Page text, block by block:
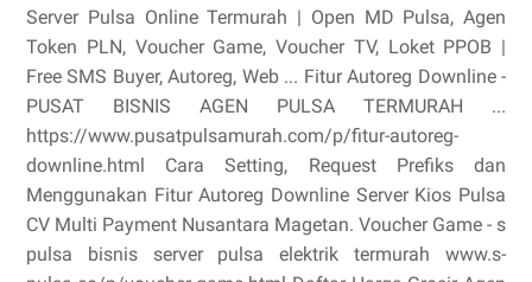
Server Pulsa Online Termurah | Open MD Pulsa, Agen
Token PLN, Voucher Game, Voucher TV, Loket PPOB |
Free SMS Buyer, Autoreg, Web ... Fitur Autoreg Downline -
PUSAT BISNIS AGEN PULSA TERMURAH ...
https://www.pusatpulsamurah.com/p/fitur-autoreg-
downline.html Cara Setting, Request Prefiks dan
Menggunakan Fitur Autoreg Downline Server Kios Pulsa
CV Multi Payment Nusantara Magetan. Voucher Game - s
pulsa bisnis server pulsa elektrik termurah www.s-